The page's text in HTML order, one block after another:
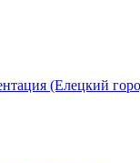
(Елецкий